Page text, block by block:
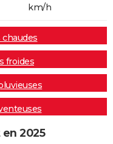
km/h
chaudes
froides
2025